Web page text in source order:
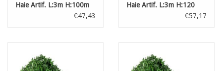
Haie Artif. L:3m H:100m
€47,43
Haie Artif. L:3m H:120
€57,17